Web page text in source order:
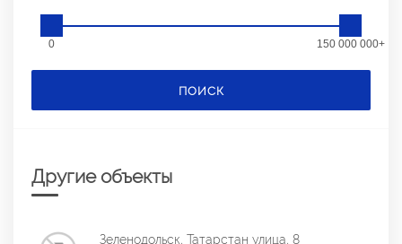
0 150 000 000+
ПОИСК
Другие объекты
Зеленодольск, Татарстан улица, 8